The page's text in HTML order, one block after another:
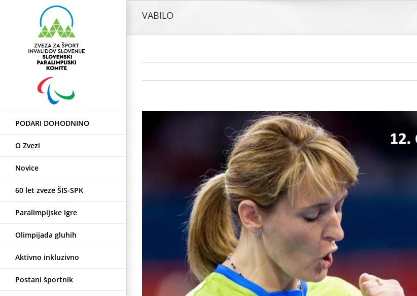
PODARI DOHODNINO
O Zvezi
Novice
60 let zveze ŠIS-SPK
Paralimpijske igre
Olimpijada gluhih
Aktivno inkluzivno
Postani športnik
VABILO